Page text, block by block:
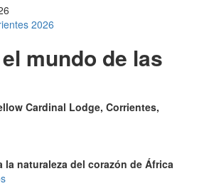
2026
mundo de las
Cardinal Lodge, Corrientes,
la naturaleza del corazón de África